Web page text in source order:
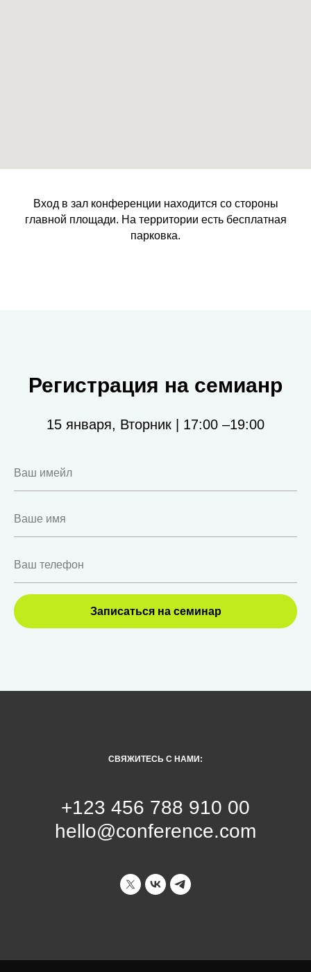
Вход в зал конференции находится со стороны
главной площади. На территории есть бесплатная
парковка.
Регистрация на семианр
15 января, Вторник | 17:00 –19:00
Записаться на семинар
СВЯЖИТЕСЬ С НАМИ:
+123 456 788 910 00
hello@conference.com